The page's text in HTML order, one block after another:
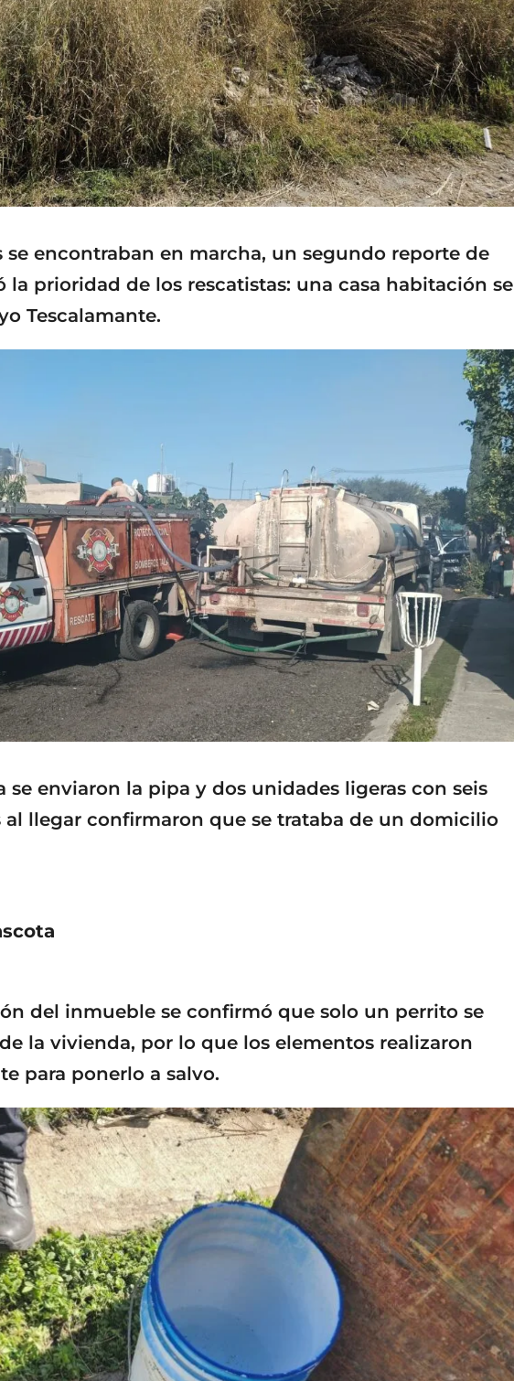
se encontraban en marcha, un segundo reporte de
la prioridad de los rescatistas: una casa habitación se
Tescalamante.
se enviaron la pipa y dos unidades ligeras con seis
al llegar confirmaron que se trataba de un domicilio
del inmueble se confirmó que solo un perrito se
la vivienda, por lo que los elementos realizaron
para ponerlo a salvo.